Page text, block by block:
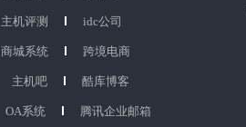
主机评测
idc公司
商城系统
跨境电商
主机吧
酷库博客
OA系统
腾讯企业邮箱